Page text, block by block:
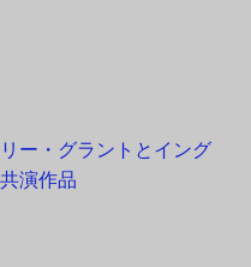
ー・グラントとイング
演作品